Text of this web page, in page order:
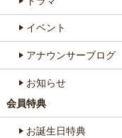
イベント
アナウンサーブログ
お知らせ
会員特典
お誕生日特典